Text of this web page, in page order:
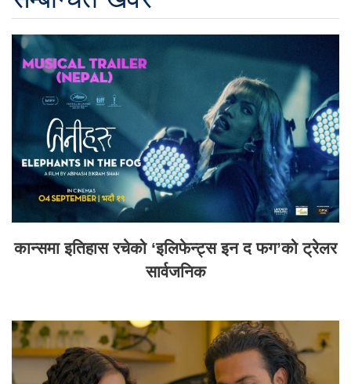
कान्समा इतिहास रचेको ‘इलिफेन्ट्स इन द फग’को ट्रेलर
सार्वजनिक